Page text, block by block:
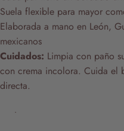
Suela flexible para mayor
Elaborada a mano en León,
mexicanos
Cuidados: Limpia con paño
con crema incolora. Cuida el
directa.
.